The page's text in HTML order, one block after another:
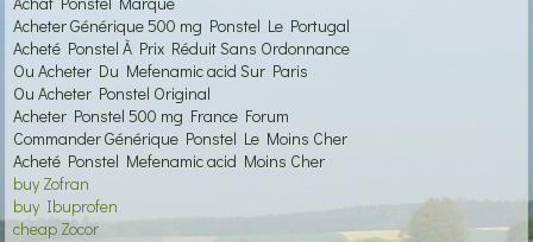
Acheter Générique 500 mg Ponstel Le Portugal
Acheté Ponstel À Prix Réduit Sans Ordonnance
Ou Acheter Du Mefenamic acid Sur Paris
Ou Acheter Ponstel Original
Acheter Ponstel 500 mg France Forum
Commander Générique Ponstel Le Moins Cher
Acheté Ponstel Mefenamic acid Moins Cher
buy Zofran
buy Ibuprofen
cheap Zocor